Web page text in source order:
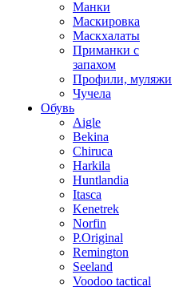
Манки
Маскировка
Маскхалаты
Приманки с
запахом
Профили, муляжи
Чучела
Обувь
Aigle
Bekina
Chiruсa
Harkila
Huntlandia
Itasca
Kenetrek
Norfin
P.Original
Remington
Seeland
Voodoo tactical